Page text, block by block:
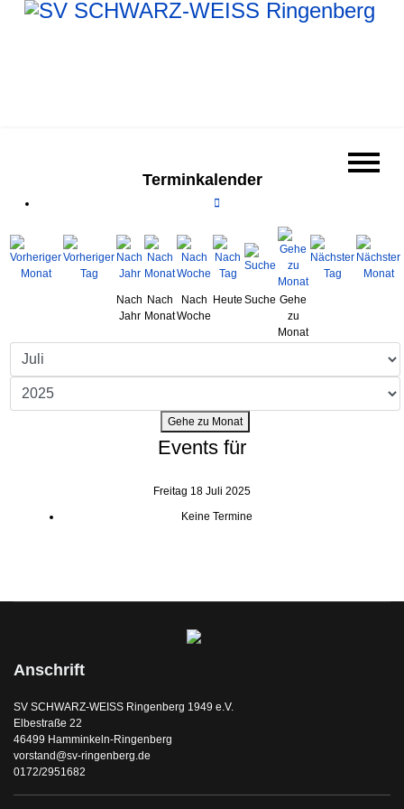
Terminkalender
Nach
Jahr
Nach
Monat
Nach
Woche
Heute Suche Gehe
zu
Monat
Gehe zu Monat
Events für
Freitag 18 Juli 2025
Keine Termine
Anschrift
SV SCHWARZ-WEISS Ringenberg 1949 e.V.
Elbestraße 22
46499 Hamminkeln-Ringenberg
vorstand@sv-ringenberg.de
0172/2951682